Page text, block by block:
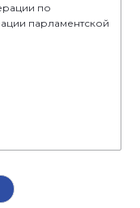
по
парламентской